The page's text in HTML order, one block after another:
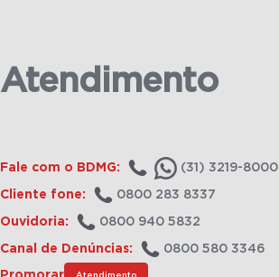
Atendimento
Fale com o BDMG: (31) 3219-8000
Cliente fone: 0800 283 8337
Ouvidoria: 0800 940 5832
Canal de Denúncias: 0800 580 3346
Atendimento